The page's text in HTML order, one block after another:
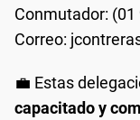
Conmutador: (01
Correo:
💼 Estas
capacitado y